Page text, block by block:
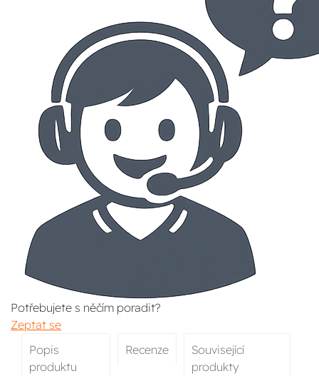
Potřebujete s něčím poradit?
Zeptat se
Popis
produktu
Recenze
Související
produkty